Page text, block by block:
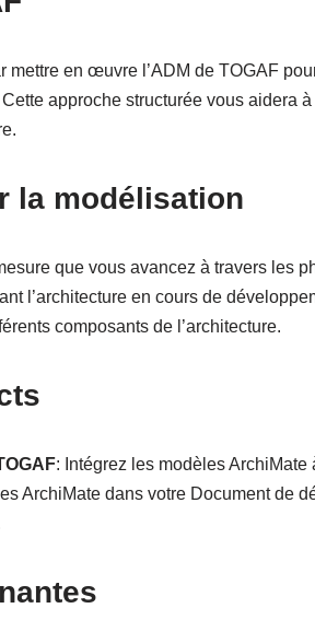
mettre en œuvre l’ADM de TOGAF
approche structurée vous aidera
la modélisation
que vous avancez à travers les
l’architecture en cours de
composants de l’architecture.
: Intégrez les modèles ArchiMate
ArchiMate dans votre Document de